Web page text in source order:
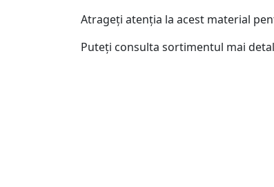
Atrageți atenția la acest material
Puteți consulta sortimentul mai